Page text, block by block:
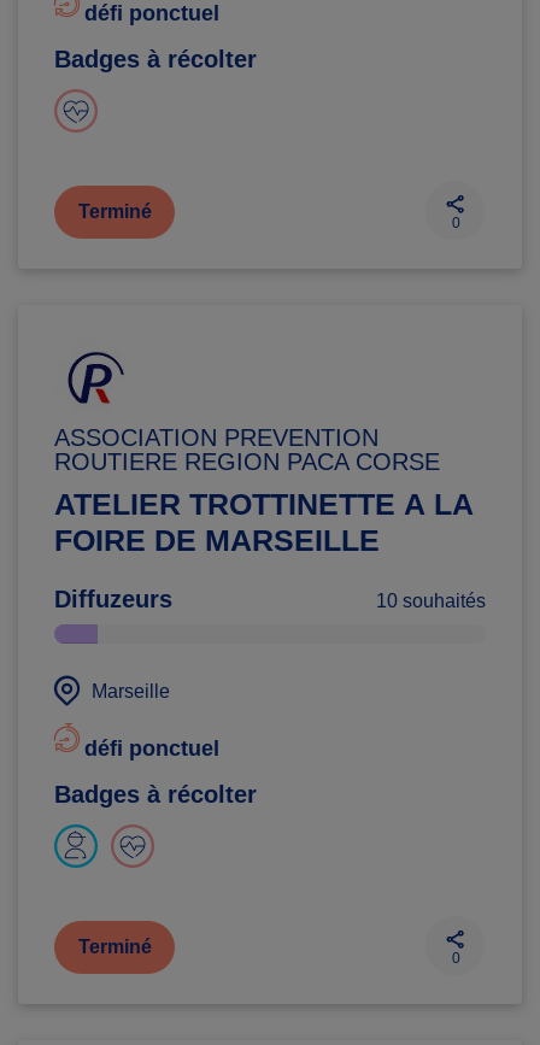
défi ponctuel
Badges à récolter
Terminé
0
ASSOCIATION PREVENTION
ROUTIERE REGION PACA CORSE
ATELIER TROTTINETTE A LA
FOIRE DE MARSEILLE
Diffuzeurs 10 souhaités
Marseille
défi ponctuel
Badges à récolter
Terminé
0